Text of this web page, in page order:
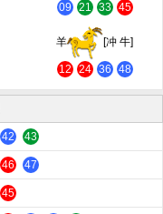
09 21 33 45
羊 [冲 牛]
12 24 36 48
42 43
46 47
45